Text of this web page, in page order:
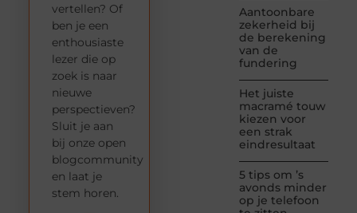
Aantoonbare
zekerheid bij
de berekening
van de
fundering
Het juiste
macramé touw
kiezen voor
een strak
eindresultaat
5 tips om ’s
avonds minder
op je telefoon
vertellen? Of
ben je een
enthousiaste
lezer die op
zoek is naar
nieuwe
perspectieven?
Sluit je aan
bij onze open
blogcommunity
en laat je
stem horen.